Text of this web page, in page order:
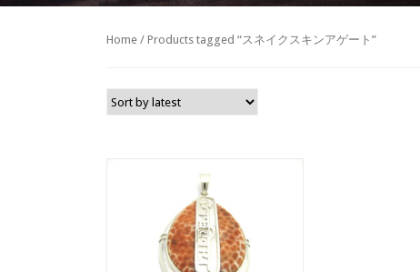
Home / Products tagged “スネイクスキンアゲート”